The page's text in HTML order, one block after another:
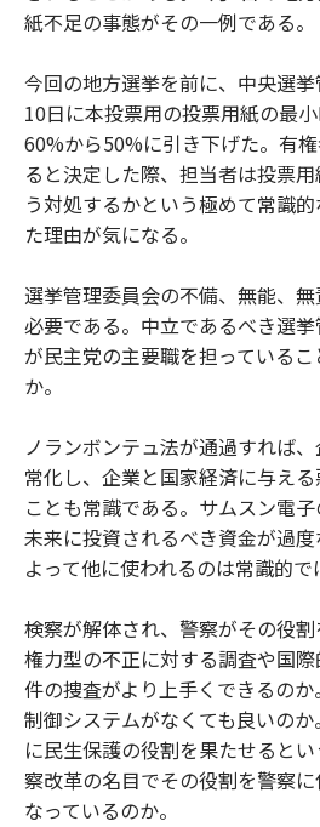
紙不足の事態がその一例である。
今回の地方選挙を前に、中央選
10日に本投票用の投票用紙の最
60%から50%に引き下げた。有
ると決定した際、担当者は投票
う対処するかという極めて常識
た理由が気になる。
選挙管理委員会の不備、無能、
必要である。中立であるべき選
が民主党の主要職を担っている
か。
ノランボンテュ法が通過すれば
常化し、企業と国家経済に与え
ことも常識である。サムスン電子
未来に投資されるべき資金が過
よって他に使われるのは常識的で
検察が解体され、警察がその役割
権力型の不正に対する調査や国
件の捜査がより上手くできるの
制御システムがなくても良いの
に民生保護の役割を果たせると
察改革の名目でその役割を警察
なっているのか。